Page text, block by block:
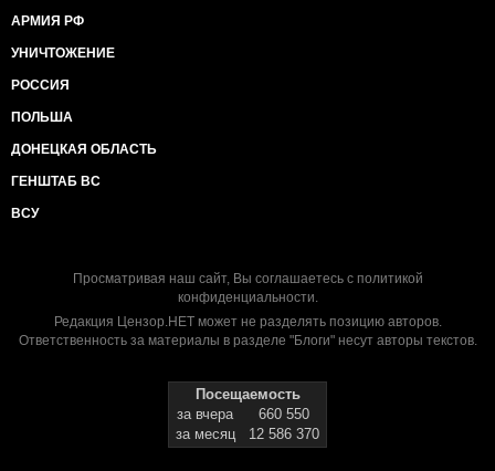
АРМИЯ РФ
УНИЧТОЖЕНИЕ
РОССИЯ
ПОЛЬША
ДОНЕЦКАЯ ОБЛАСТЬ
ГЕНШТАБ ВС
ВСУ
Просматривая наш сайт, Вы соглашаетесь с политикой
конфиденциальности.
Редакция Цензор.НЕТ может не разделять позицию авторов.
Ответственность за материалы в разделе "Блоги" несут авторы текстов.
Посещаемость
за вчера
660 550
за месяц
12 586 370